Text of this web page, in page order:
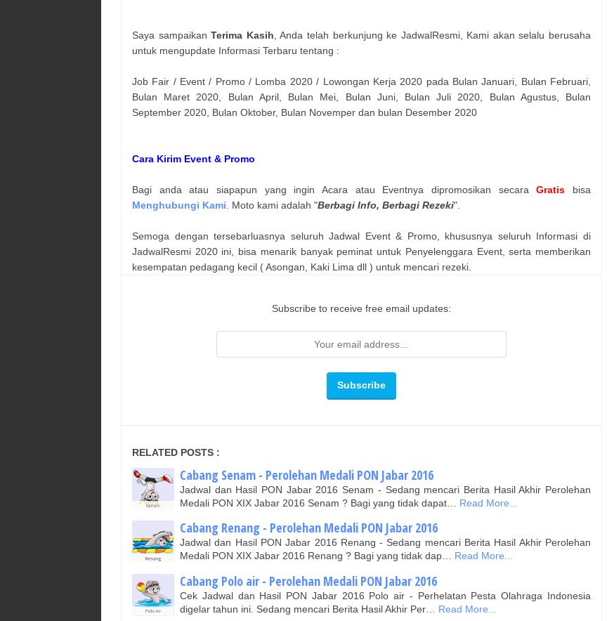
Saya sampaikanTerima Kasih , Anda telah berkunjung ke JadwalResmi, Kami akan selalu berusaha
untuk mengupdate Informasi Terbaru tentang :
Job Fair / Event / Promo / Lomba 2020 / Lowongan Kerja 2020 pada Bulan Januari, Bulan Februari,
Bulan Maret 2020, Bulan April, Bulan Mei, Bulan Juni, Bulan Juli 2020, Bulan Agustus, Bulan
September 2020, Bulan Oktober, Bulan Novemper dan bulan Desember 2020
Cara Kirim Event & Promo
Bagi anda atau siapapun yang ingin Acara atau Eventnya dipromosikan secaraGratis bisa
Menghubungi Kami . Moto kami adalah "Berbagi Info, Berbagi Rezeki".
Semoga dengan tersebarluasnya seluruh Jadwal Event & Promo, khususnya seluruh Informasi di
JadwalResmi 2020 ini, bisa menarik banyak peminat untuk Penyelenggara Event, serta memberikan
kesempatan pedagang kecil ( Asongan, Kaki Lima dll ) untuk mencari rezeki.
Subscribe to receive free email updates:
RELATED POSTS :
Cabang Senam - Perolehan Medali PON Jabar 2016
Jadwal dan Hasil PON Jabar 2016 Senam - Sedang mencari Berita Hasil Akhir Perolehan
Medali PON XIX Jabar 2016 Senam ? Bagi yang tidak dapat…
Read More...
Cabang Renang - Perolehan Medali PON Jabar 2016
Jadwal dan Hasil PON Jabar 2016 Renang - Sedang mencari Berita Hasil Akhir Perolehan
Medali PON XIX Jabar 2016 Renang ? Bagi yang tidak dap… Read More...
Cabang Polo air - Perolehan Medali PON Jabar 2016
Cek Jadwal dan Hasil PON Jabar 2016 Polo air - Perhelatan Pesta Olahraga Indonesia
digelar tahun ini. Sedang mencari Berita Hasil Akhir Per…
Read More...